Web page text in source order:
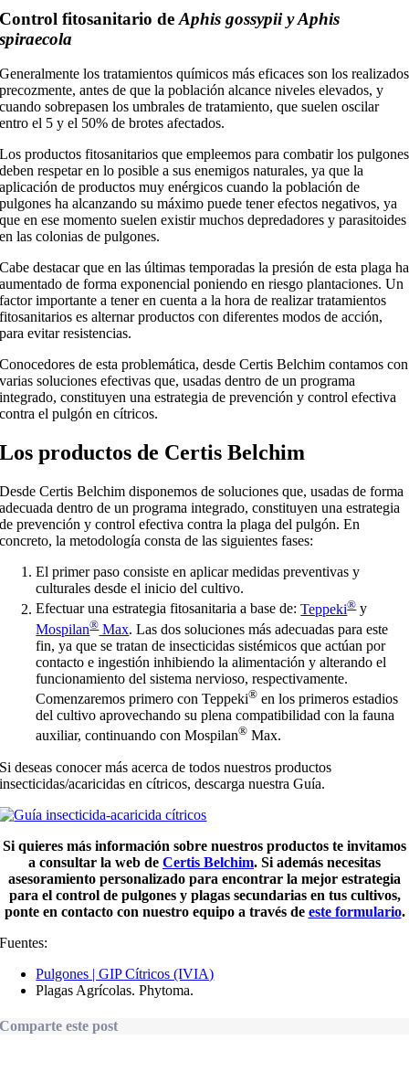
Control fitosanitario deAphis gossypii y Aphis
spiraecola
Generalmente los tratamientos químicos más eficaces son los realizados
precozmente, antes de que la población alcance niveles elevados, y
cuando sobrepasen los umbrales de tratamiento, que suelen oscilar
entro el 5 y el 50% de brotes afectados.
Los productos fitosanitarios que empleemos para combatir los pulgones
deben respetar en lo posible a sus enemigos naturales, ya que la
aplicación de productos muy enérgicos cuando la población de
pulgones ha alcanzando su máximo puede tener efectos negativos, ya
que en ese momento suelen existir muchos depredadores y parasitoides
en las colonias de pulgones.
Cabe destacar que en las últimas temporadas la presión de esta plaga ha
aumentado de forma exponencial poniendo en riesgo plantaciones. Un
factor importante a tener en cuenta a la hora de realizar tratamientos
fitosanitarios es alternar productos con diferentes modos de acción,
para evitar resistencias.
Conocedores de esta problemática, desde Certis Belchim contamos con
varias soluciones efectivas que, usadas dentro de un programa
integrado, constituyen una estrategia de prevención y control efectiva
contra el pulgón en cítricos.
Los productos de Certis Belchim
Desde Certis Belchim disponemos de soluciones que, usadas de forma
adecuada dentro de un programa integrado, constituyen una estrategia
de prevención y control efectiva contra la plaga del pulgón. En
concreto, la metodología consta de las siguientes fases:
El primer paso consiste en aplicar medidas preventivas y
culturales desde el inicio del cultivo.
Efectuar una estrategia fitosanitaria a base de:Teppeki®y
Mospilan®Max. Las dos soluciones más adecuadas para este
fin, ya que se tratan de insecticidas sistémicos que actúan por
contacto e ingestión inhibiendo la alimentación y alterando el
funcionamiento del sistema nervioso, respectivamente.
Comenzaremos primero con Teppeki® en los primeros estadios
del cultivo aprovechando su plena compatibilidad con la fauna
auxiliar, continuando con Mospilan® Max.
Si deseas conocer más acerca de todos nuestros productos
insecticidas/acaricidas en cítricos, descarga nuestra Guía.
Si quieres más información sobre nuestros productos te invitamos
a consultar la web de Certis Belchim. Si además necesitas
asesoramiento personalizado para encontrar la mejor estrategia
para el control de pulgones y plagas secundarias en tus cultivos,
ponte en contacto con nuestro equipo a través de este formulario.
Fuentes:
Pulgones | GIP Cítricos (IVIA)
Plagas Agrícolas. Phytoma.
Comparte este post